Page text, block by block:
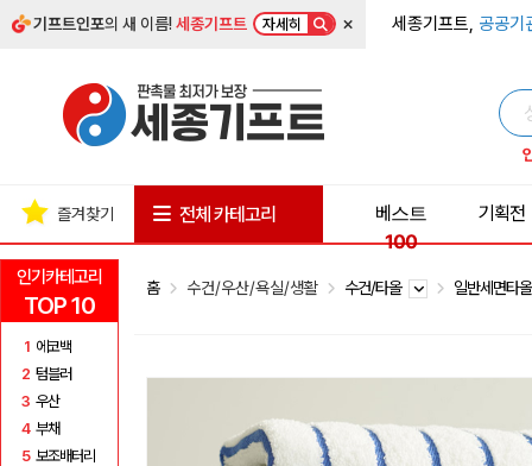
기프트인포의 새 이름!세종기프트 자세히 × 세종기프트, 공공기
인기카테고리
TOP 10
1 에코백
2 텀블러
3 우산
4 부채
5 보조배터리
즐겨찾기 전체 카테고리
베스트
100
기획전
홈 수건/우산/욕실/생활 수건/타올 일반세면타